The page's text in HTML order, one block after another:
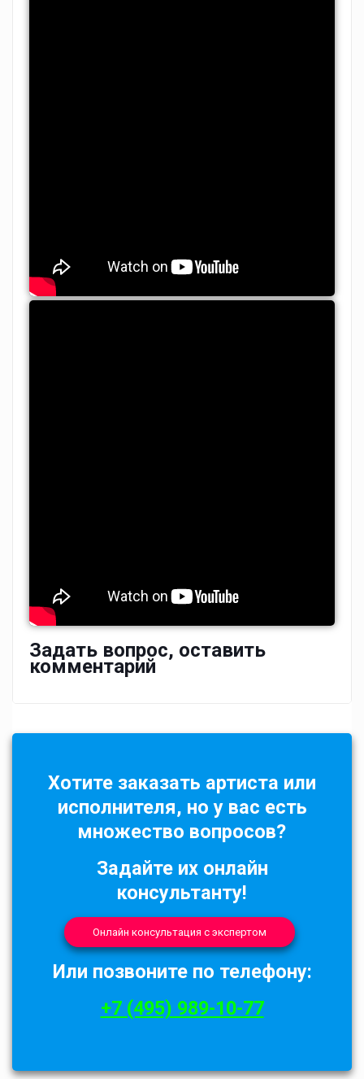
Задать вопрос, оставить
комментарий
Хотите заказать артиста или
исполнителя, но у вас есть
множество вопросов?
Задайте их онлайн
консультанту!
Онлайн консультация с экспертом
Или позвоните по телефону:
+7 (495) 989-10-77